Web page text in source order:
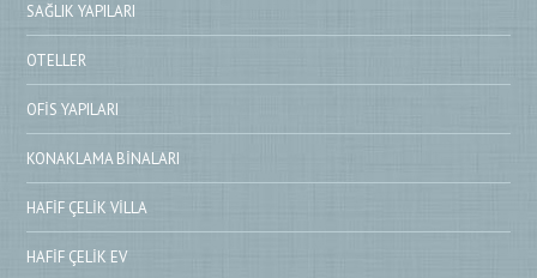
SAĞLIK YAPILARI
OTELLER
OFIS YAPILARI
KONAKLAMA BINALARI
HAFIF ÇELIK VILLA
HAFIF ÇELIK EV